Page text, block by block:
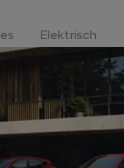
Elektrisch